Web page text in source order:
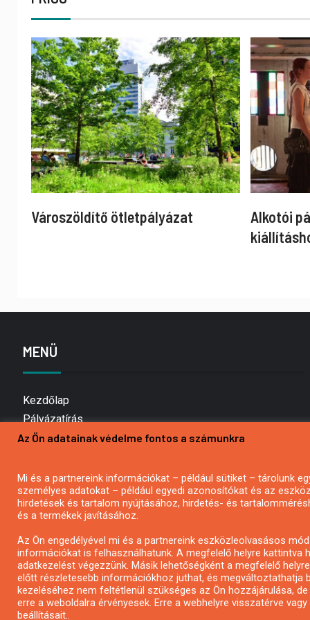
Városzöldítő ötletpályázat
Alkotói
MENÜ
Kezdőlap
Pályázatírás
Bemutatkozás
Hírlevél feliratkozás
Impresszum
Kapcsolat
Az Ön adatainak védelme fontos a számunkra
Mi és a partnereink információkat – például sütiket – tárolunk
személyes adatokat – például egyedi azonosítókat és az
hirdetések és tartalom nyújtásához, hirdetés- és
és a termékek javításához.
Az Ön engedélyével mi és a partnereink eszközleolvasásos
információkat is felhasználhatunk. A megfelelő helyre
adatkezelést végezzünk. Másik lehetőségként a megfelelő
előtt részletesebb információkhoz juthat, és megváltoztathatja
kezeléséhez nem feltétlenül szükséges az Ön hozzájárulása,
erre a weboldalra érvényesek. Erre a webhelyre visszatérve
beállításait..